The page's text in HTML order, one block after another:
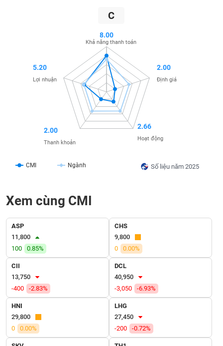
C
Số liệu năm 2025
CMI Ngành
8.00
Khả năng thanh toán
2.00
Định giá
2.66
Hoạt động
2.00
Thanh khoản
5.20
Lợi nhuận
Xem cùng CMI
ASP
11,800
100
0.85%
CHS
9,800
0
0.00%
CII
13,750
-400
-2.83%
DCL
40,950
-3,050
-6.93%
HNI
29,800
0
0.00%
LHG
27,450
-200
-0.72%
CHÍNH
TIN
DỊCH
VỤ
TRUYỀN
THÔNG
TIỆN
ÍCH